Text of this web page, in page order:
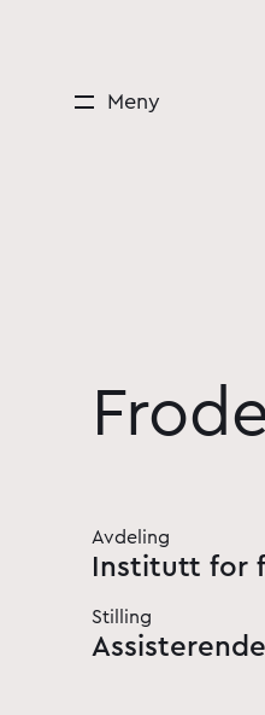
Meny
Avdeling
Institutt for
Stilling